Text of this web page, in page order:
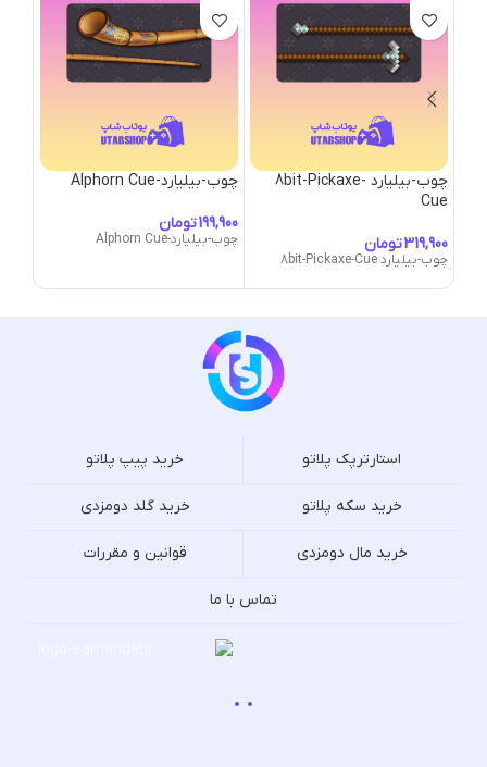
چوب-بیلیارد 8bit-Pickaxe-
Cue
تومان
چوب-بیلیارد 8bit-Pickaxe-Cue
چوب-بیلیارد-Alphorn Cue
تومان
چوب-بیلیارد-Alphorn Cue
استارترپک پلاتو خرید پیپ پلاتو
خرید سکه پلاتو خرید گلد دومزدی
خرید مال دومزدی قوانین و مقررات
تماس با ما